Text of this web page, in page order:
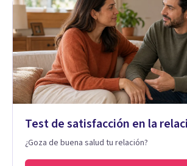
Test de satisfacción en la
¿Goza de buena salud tu relación?